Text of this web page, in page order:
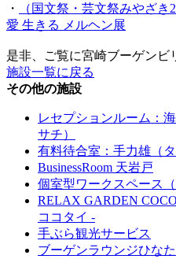
・
（国文祭・芸文祭みやざ
愛 生きる メルヘン展
是非、ご覧に宮崎ブーゲンビ
施設一覧に戻る
その他の施設
レセプションルーム：
サチ）
有料待合室：手力雄（
BusinessRoom 天岩戸
個室型ワークスペース（
RELAX GARDEN
ココタイ -
手ぶら観光サービス
ブーゲンラウンジひなた